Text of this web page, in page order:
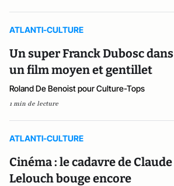
ATLANTI-CULTURE
Un super Franck Dubosc dans
un film moyen et gentillet
Roland De Benoist pour Culture-Tops
1 min de lecture
ATLANTI-CULTURE
Cinéma : le cadavre de Claude
Lelouch bouge encore